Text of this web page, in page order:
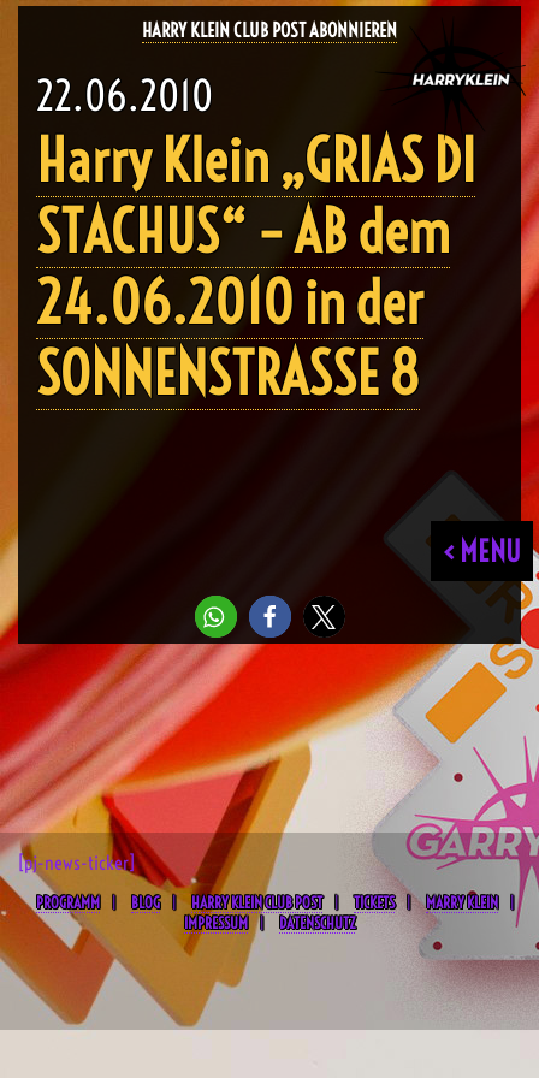
HARRY KLEIN CLUB POST ABONNIEREN
< MENU
22.06.2010
Harry Klein „GRIAS DI
STACHUS“ – AB dem
24.06.2010 in der
SONNENSTRASSE 8
[pj-news-ticker]
PROGRAMM BLOG HARRY KLEIN CLUB POST TICKETS
MARRY KLEIN
IMPRESSUM
DATENSCHUTZ